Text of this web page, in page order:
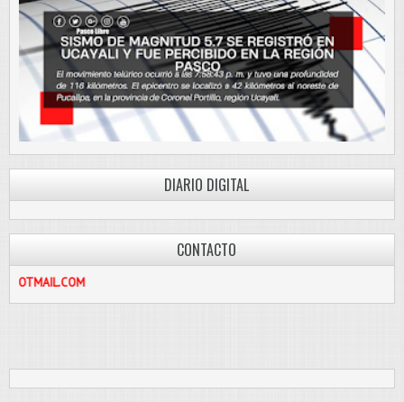
DIARIO DIGITAL
CONTACTO